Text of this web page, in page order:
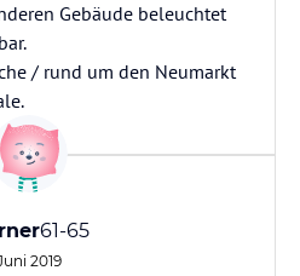
Gebäude beleuchtet
/ rund um den Neumarkt
61-65
2019